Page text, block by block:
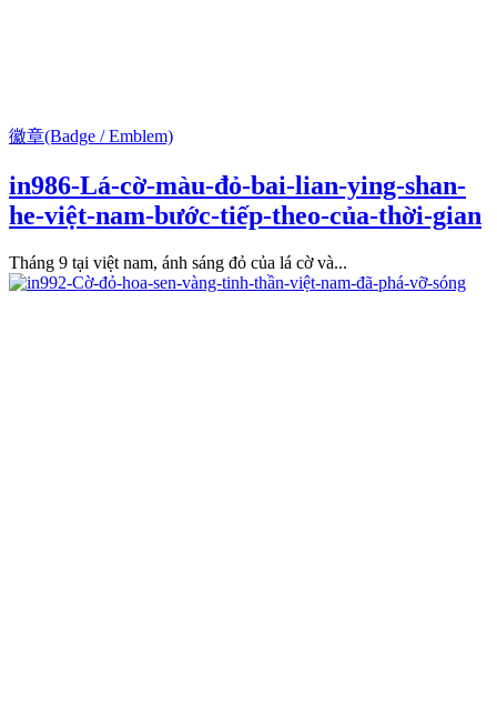
徽章(Badge / Emblem)
in986-Lá-cờ-màu-đỏ-bai-lian-ying-shan-
he-việt-nam-bước-tiếp-theo-của-thời-gian
Tháng 9 tại việt nam, ánh sáng đỏ của lá cờ và...